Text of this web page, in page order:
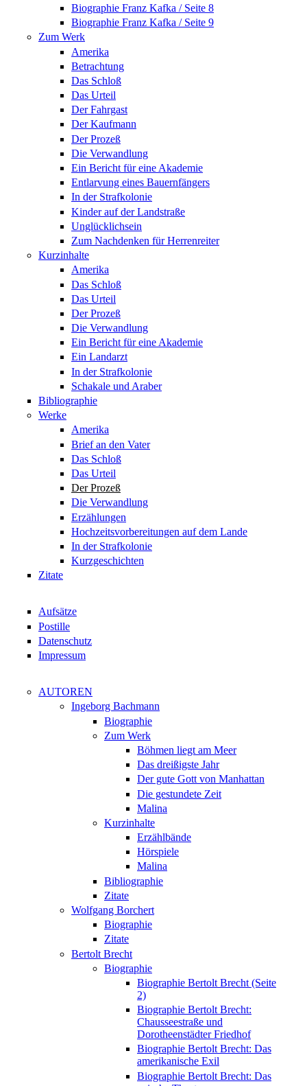
Biographie Franz Kafka / Seite 8
Biographie Franz Kafka / Seite 9
Zum Werk
Amerika
Betrachtung
Das Schloß
Das Urteil
Der Fahrgast
Der Kaufmann
Der Prozeß
Die Verwandlung
Ein Bericht für eine Akademie
Entlarvung eines Bauernfängers
In der Strafkolonie
Kinder auf der Landstraße
Unglücklichsein
Zum Nachdenken für Herrenreiter
Kurzinhalte
Amerika
Das Schloß
Das Urteil
Der Prozeß
Die Verwandlung
Ein Bericht für eine Akademie
Ein Landarzt
In der Strafkolonie
Schakale und Araber
Bibliographie
Werke
Amerika
Brief an den Vater
Das Schloß
Das Urteil
Der Prozeß
Die Verwandlung
Erzählungen
Hochzeitsvorbereitungen auf dem Lande
In der Strafkolonie
Kurzgeschichten
Zitate
Aufsätze
Postille
Datenschutz
Impressum
AUTOREN
Ingeborg Bachmann
Biographie
Zum Werk
Böhmen liegt am Meer
Das dreißigste Jahr
Der gute Gott von Manhattan
Die gestundete Zeit
Malina
Kurzinhalte
Erzählbände
Hörspiele
Malina
Bibliographie
Zitate
Wolfgang Borchert
Biographie
Zitate
Bertolt Brecht
Biographie
Biographie Bertolt Brecht (Seite
2)
Biographie Bertolt Brecht:
Chausseestraße und
Dorotheenstädter Friedhof
Biographie Bertolt Brecht: Das
amerikanische Exil
Biographie Bertolt Brecht: Das